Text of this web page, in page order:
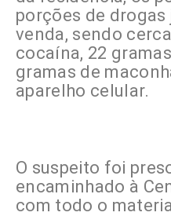
porções de
venda, sendo
cocaína, 22
gramas de
aparelho celular.
O suspeito foi
encaminhado à
com todo o